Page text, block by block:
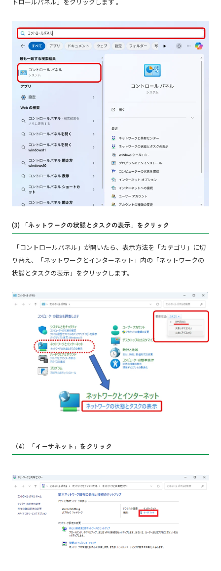
(3) 「ネットワークの状態とタスクの表示」をクリック
「コントロールパネル」が開いたら、表示方法を「カテゴリ」に切
り替え、「ネットワークとインターネット」内の「ネットワークの
状態とタスクの表示」をクリックします。
（4）「イーサネット」をクリック